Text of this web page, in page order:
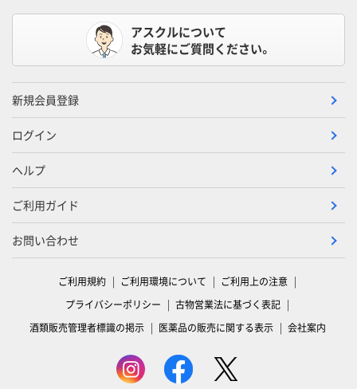
アスクルについて
お気軽にご質問ください。
新規会員登録
ログイン
ヘルプ
ご利用ガイド
お問い合わせ
ご利用規約 ご利用環境について
ご利用上の注意
プライバシーポリシー
古物営業法に基づく表記
酒類販売管理者標識の掲示
医薬品の販売に関する表示 会社案内